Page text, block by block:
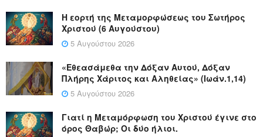
Η εορτή της Μεταμορφώσεως του Σωτήρος
Χριστού (6 Αυγούστου)
5 Αυγούστου 2026
«Εθεασάμεθα την Δόξαν Αυτού, Δόξαν
Πλήρης Χάριτος και Αληθείας» (Ιωάν.1,14)
5 Αυγούστου 2026
Γιατί η Μεταμόρφωση του Χριστού έγινε στο
όρος Θαβώρ; Οι δύο ήλιοι.